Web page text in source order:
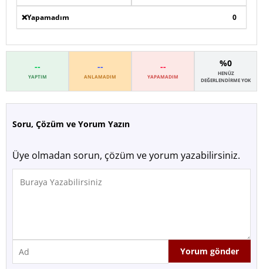
❌Yapamadım 0
--
YAPTIM
--
ANLAMADIM
--
YAPAMADIM
%0
HENÜZ
DEĞERLENDIRME YOK
Soru, Çözüm ve Yorum Yazın
Üye olmadan sorun, çözüm ve yorum yazabilirsiniz.